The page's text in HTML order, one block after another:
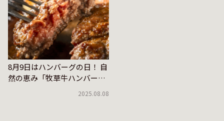
8月9日はハンバーグの日！ 自
然の恵み「牧草牛ハンバー
2025.08.08